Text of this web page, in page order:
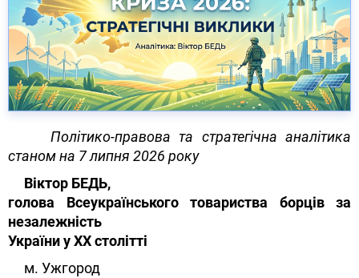
Політико-правова та стратегічна аналітика
станом на 7 липня 2026 року
Віктор БЕДЬ,
голова Всеукраїнського товариства борців за
незалежність
України у ХХ столітті
м. Ужгород